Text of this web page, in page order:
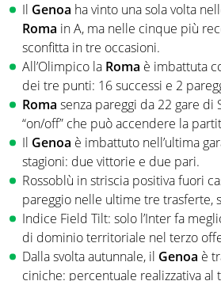
Il Genoa ha vinto una sola volta
Roma in A, ma nelle cinque più
sconfitta in tre occasioni.
All’Olimpico la Roma è imbattuta
dei tre punti: 16 successi e 2
Roma senza pareggi da 22 gare di
“on/off” che può accendere la
Il Genoa è imbattuto nell’ultima
stagioni: due vittorie e due pari.
Rossoblù in striscia positiva fuori
pareggio nelle ultime tre trasferte,
Indice Field Tilt: solo l’Inter fa
di dominio territoriale nel terzo
Dalla svolta autunnale, il Genoa è
ciniche: percentuale realizzativa